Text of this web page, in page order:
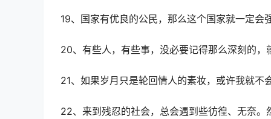
19、国家有优良的公民，那么这个国家就一定
20、有些人，有些事，没必要记得那么深刻的，
21、如果岁月只是轮回情人的素妆，或许我就不
22、来到残忍的社会，总会遇到些彷徨、无奈